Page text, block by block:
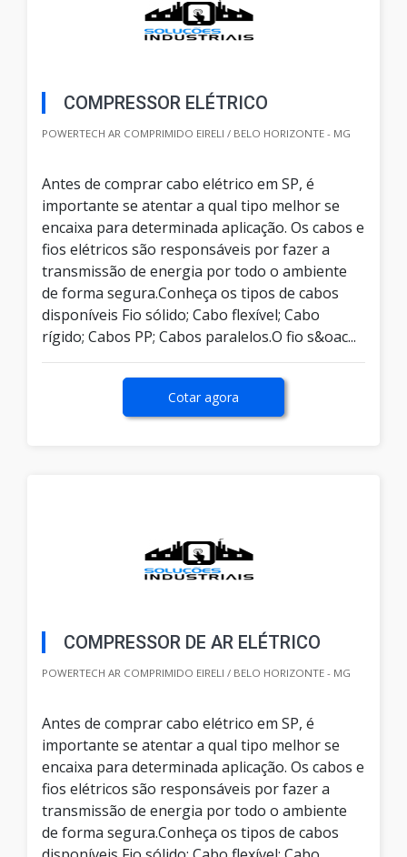
COMPRESSOR ELÉTRICO
POWERTECH AR COMPRIMIDO EIRELI / BELO HORIZONTE - MG
Antes de comprar cabo elétrico em SP, é
importante se atentar a qual tipo melhor se
encaixa para determinada aplicação. Os cabos e
fios elétricos são responsáveis por fazer a
transmissão de energia por todo o ambiente
de forma segura.Conheça os tipos de cabos
disponíveis Fio sólido; Cabo flexível; Cabo
rígido; Cabos PP; Cabos paralelos.O fio s&oac...
Cotar agora
COMPRESSOR DE AR ELÉTRICO
POWERTECH AR COMPRIMIDO EIRELI / BELO HORIZONTE - MG
Antes de comprar cabo elétrico em SP, é
importante se atentar a qual tipo melhor se
encaixa para determinada aplicação. Os cabos e
fios elétricos são responsáveis por fazer a
transmissão de energia por todo o ambiente
de forma segura.Conheça os tipos de cabos